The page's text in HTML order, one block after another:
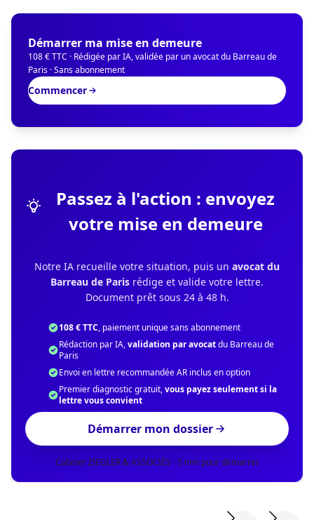
Démarrer ma mise en demeure
108 € TTC · Rédigée par IA, validée par un avocat du Barreau de
Paris · Sans abonnement
Commencer
Passez à l'action : envoyez
votre mise en demeure
Notre IA recueille votre situation, puis un avocat du
Barreau de Paris rédige et valide votre lettre.
Document prêt sous 24 à 48 h.
108 € TTC, paiement unique sans abonnement
Rédaction par IA,validation par avocatdu Barreau de
Paris
Envoi en lettre recommandée AR inclus en option
Premier diagnostic gratuit,vous payez seulement si la
lettre vous convient
Démarrer mon dossier
Cabinet ZIEGLER & ASSOCIÉS · 5 min pour démarrer